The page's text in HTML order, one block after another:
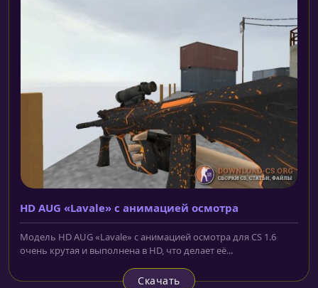
HD AUG «Lavale» с анимацией осмотра
Модель HD AUG «Lavale» с анимацией осмотра для CS 1.6
очень крутая и выполнена в HD, что делает её...
Скачать